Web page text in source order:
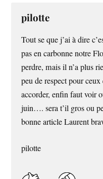
pilotte
Tout se que j’ai à dire
pas en carbonne notre
perdre, mais il n’a plus
peu de respect pour
accorder, enfin faut voir
juin…. sera t’il gros ou
bonne article Laurent
pilotte